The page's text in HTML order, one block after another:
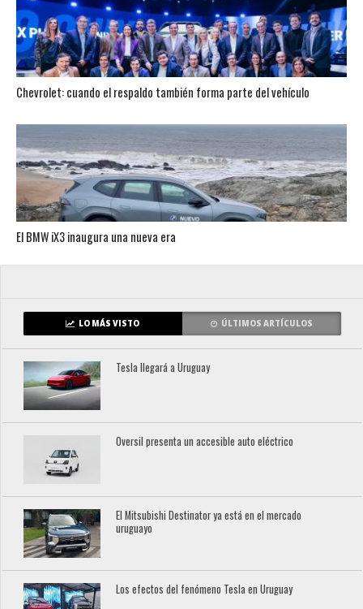
Chevrolet: cuando el respaldo también forma parte del vehículo
El BMW iX3 inaugura una nueva era
LO MÁS VISTO ÚLTIMOS ARTÍCULOS
Tesla llegará a Uruguay
Oversil presenta un accesible auto eléctrico
El Mitsubishi Destinator ya está en el mercado
uruguayo
Los efectos del fenómeno Tesla en Uruguay